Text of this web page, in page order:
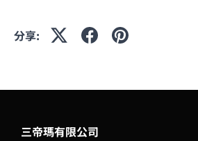
分享:
三帝瑪有限公司